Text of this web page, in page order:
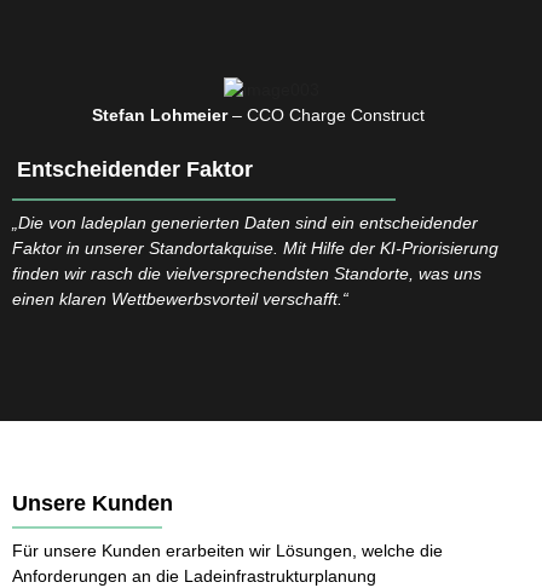
Stefan Lohmeier – CCO Charge Construct
Entscheidender Faktor
„Die von ladeplan generierten Daten sind ein entscheidender
Faktor in unserer Standortakquise. Mit Hilfe der KI-Priorisierung
finden wir rasch die vielversprechendsten Standorte, was uns
einen klaren Wettbewerbsvorteil verschafft.“
Unsere Kunden
Für unsere Kunden erarbeiten wir Lösungen, welche die
Anforderungen an die Ladeinfrastrukturplanung